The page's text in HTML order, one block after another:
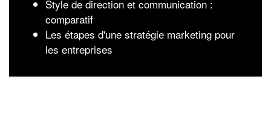
Style de direction et communication :
comparatif
Les étapes d'une stratégie marketing pour
les entreprises